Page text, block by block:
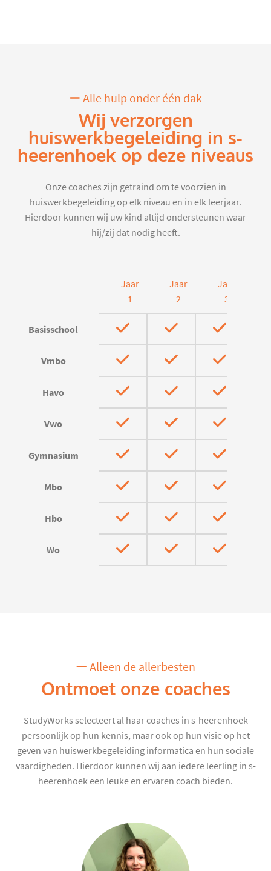
Alle hulp onder één dak
Wij verzorgen
huiswerkbegeleiding in s-
heerenhoek op deze niveaus
Onze coaches zijn getraind om te voorzien in
huiswerkbegeleiding op elk niveau en in elk leerjaar.
Hierdoor kunnen wij uw kind altijd ondersteunen waar
hij/zij dat nodig heeft.
Jaar
1
Jaar
2
Jaar
3
Basisschool
Vmbo
Havo
Vwo
Gymnasium
Mbo
Hbo
Wo
Alleen de allerbesten
Ontmoet onze coaches
StudyWorks selecteert al haar coaches in s-heerenhoek
persoonlijk op hun kennis, maar ook op hun visie op het
geven van huiswerkbegeleiding informatica en hun sociale
vaardigheden. Hierdoor kunnen wij aan iedere leerling in s-
heerenhoek een leuke en ervaren coach bieden.